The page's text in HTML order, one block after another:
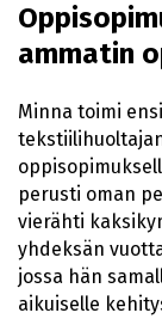
ammatin
Minna toimi
perusti oman
vierähti
yhdeksän
jossa hän
aikuiselle